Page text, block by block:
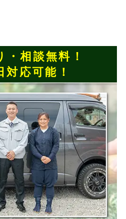
・相談無料！
対応可能！